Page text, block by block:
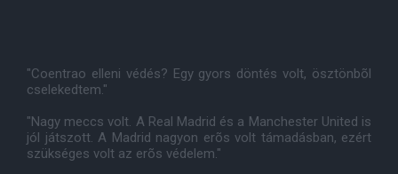
"Coentrao elleni védés? Egy gyors döntés volt, ösztönbõl
cselekedtem."
"Nagy meccs volt. A Real Madrid és a Manchester United is
jól játszott. A Madrid nagyon erõs volt támadásban, ezért
szükséges volt az erõs védelem."